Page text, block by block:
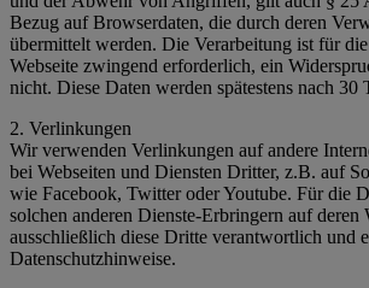
Bezug auf Browserdaten, die durch deren
übermittelt werden. Die Verarbeitung ist für
Webseite zwingend erforderlich, ein
nicht. Diese Daten werden spätestens nach 30
2. Verlinkungen
Wir verwenden Verlinkungen auf andere
bei Webseiten und Diensten Dritter, z.B. auf
wie Facebook, Twitter oder Youtube. Für die
solchen anderen Dienste-Erbringern auf deren
ausschließlich diese Dritte verantwortlich und
Datenschutzhinweise.